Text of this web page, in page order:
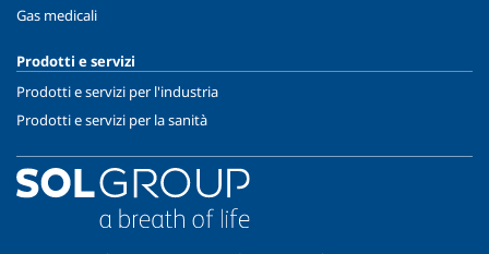
Gas medicali
Prodotti e servizi
Prodotti e servizi per l'industria
Prodotti e servizi per la sanità